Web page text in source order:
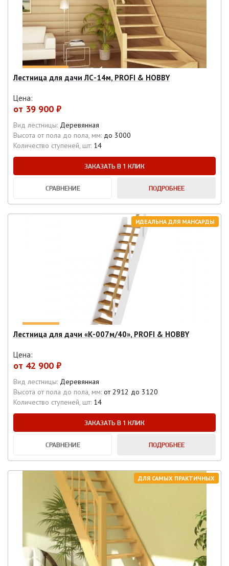
Лестница для дачи ЛС-14м, PROFI & HOBBY
Цена:
от 39 900 ₽
Вид лестницы: Деревянная
Высота от пола до пола, мм: до 3000
Количество ступеней, шт: 14
ЗАКАЗАТЬ В 1 КЛИК
СРАВНЕНИЕ ПОДРОБНЕЕ
ИДЕАЛЬНА ДЛЯ МАНСАРДЫ
Лестница для дачи «К-007м/40», PROFI & HOBBY
Цена:
от 42 900 ₽
Вид лестницы: Деревянная
Высота от пола до пола, мм: от 2912 до 3120
Количество ступеней, шт: 14
ЗАКАЗАТЬ В 1 КЛИК
СРАВНЕНИЕ ПОДРОБНЕЕ
ДЛЯ САМЫХ ПРАКТИЧНЫХ